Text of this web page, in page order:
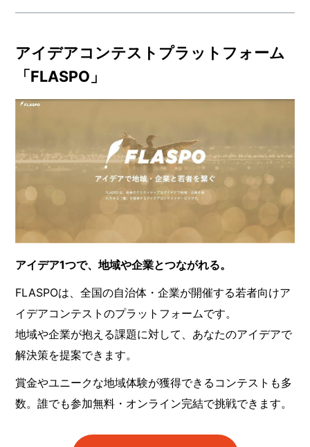
アイデアコンテストプラットフォーム
「FLASPO」
アイデア1つで、地域や企業とつながれる。
FLASPOは、全国の自治体・企業が開催する若者向けア
イデアコンテストのプラットフォームです。
地域や企業が抱える課題に対して、あなたのアイデアで
解決策を提案できます。
賞金やユニークな地域体験が獲得できるコンテストも多
数。誰でも参加無料・オンライン完結で挑戦できます。